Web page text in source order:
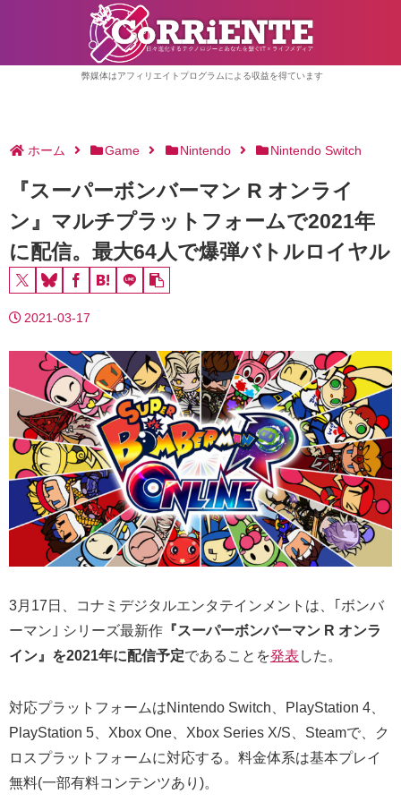
弊媒体はアフィリエイトプログラムによる収益を得ています
ホーム Game Nintendo Nintendo Switch
『スーパーボンバーマン R オンライ
ン』マルチプラットフォームで2021年
に配信。最大64人で爆弾バトルロイヤル
2021-03-17
3月17日、コナミデジタルエンタテインメントは、｢ボンバ
ーマン｣ シリーズ最新作 『スーパーボンバーマン R オンラ
イン』を2021年に配信予定であることを発表 した。
対応プラットフォームはNintendo Switch、PlayStation 4、
PlayStation 5、Xbox One、Xbox Series X/S、Steamで、ク
ロスプラットフォームに対応する。料金体系は基本プレイ
無料(一部有料コンテンツあり)。